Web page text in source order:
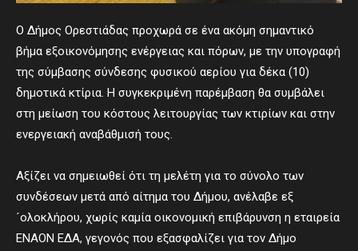
Ο Δήμος Ορεστιάδας προχωρά σε ένα ακόμη σημαντικό
βήμα εξοικονόμησης ενέργειας και πόρων, με την υπογραφή
της σύμβασης σύνδεσης φυσικού αερίου για δέκα (10)
δημοτικά κτίρια. Η συγκεκριμένη παρέμβαση θα συμβάλει
στη μείωση του κόστους λειτουργίας των κτιρίων και στην
ενεργειακή αναβάθμισή τους.
Αξίζει να σημειωθεί ότι τη μελέτη για το σύνολο των
συνδέσεων μετά από αίτημα του Δήμου, ανέλαβε εξ
´ολοκλήρου, χωρίς καμία οικονομική επιβάρυνση η εταιρεία
ΕΝΑΟΝ ΕΔΑ, γεγονός που εξασφαλίζει για τον Δήμο